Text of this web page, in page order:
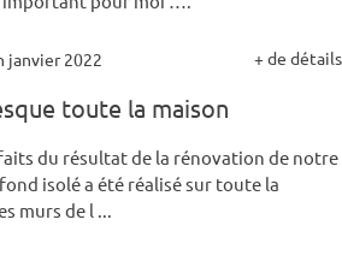
janvier 2022
+ de détails
toute la maison
du résultat de la rénovation de notre
isolé a été réalisé sur toute la
murs de l ...